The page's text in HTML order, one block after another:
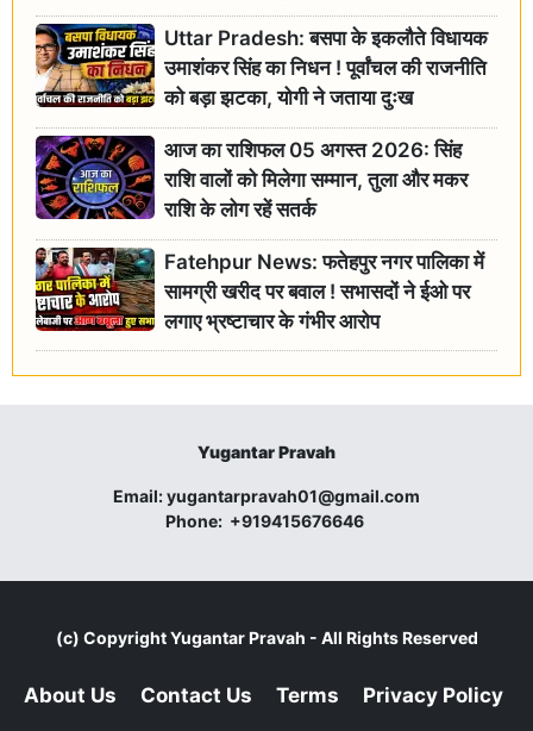
Uttar Pradesh: बसपा के इकलौते विधायक
उमाशंकर सिंह का निधन ! पूर्वांचल की राजनीति
को बड़ा झटका, योगी ने जताया दुःख
आज का राशिफल 05 अगस्त 2026: सिंह
राशि वालों को मिलेगा सम्मान, तुला और मकर
राशि के लोग रहें सतर्क
Fatehpur News: फतेहपुर नगर पालिका में
सामग्री खरीद पर बवाल ! सभासदों ने ईओ पर
लगाए भ्रष्टाचार के गंभीर आरोप
Yugantar Pravah
Email:yugantarpravah01@gmail.com
Phone: +919415676646
(c) CopyrightYugantar Pravah - All Rights Reserved
About Us Contact Us Terms Privacy Policy